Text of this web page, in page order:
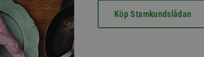
Köp Stamkundslådan